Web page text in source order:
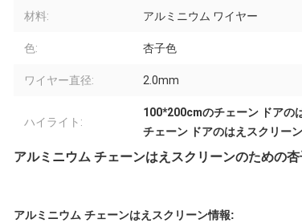
材料: アルミニウム ワイヤー
色: 杏子色
ワイヤー直径: 2.0mm
ハイライト:
100*200cmのチェーン ドアの
チェーン ドアのはえスクリー
アルミニウム チェーンはえスクリーンのための
アルミニウム チェーンはえスクリーン情報: